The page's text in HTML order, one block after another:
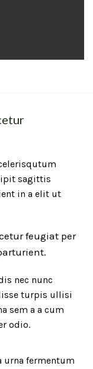
sagittis
in a elit ut
feugiat per
nec nunc
turpis ullisi
sem a a cum
odio.
urna fermentum